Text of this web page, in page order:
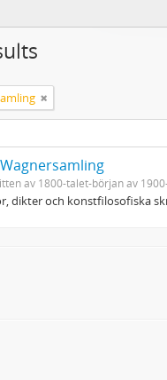
av 1800-talet-början av
dikter och konstfilosofiska